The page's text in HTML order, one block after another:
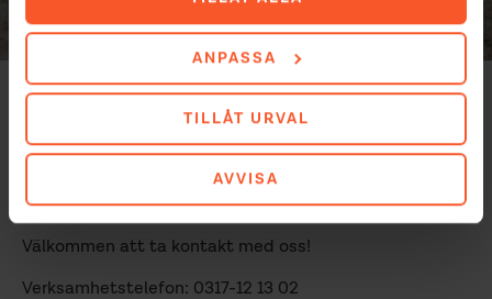
ANPASSA
TILLÅT URVAL
AVVISA
Kontakta oss
Är du intresserad av en placering på Ability-
programmet?
Välkommen att ta kontakt med oss!
Verksamhetstelefon: 0317-12 13 02